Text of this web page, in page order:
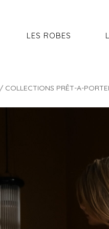
LES ROBES
/ COLLECTIONS PRÊT-A-